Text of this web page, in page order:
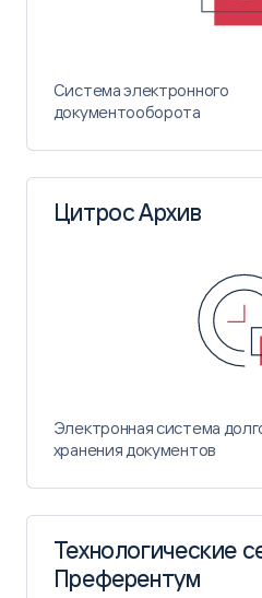
Система электронного
документооборота
Цитрос Архив
Электронная система
хранения документов
Технологические
Преферентум